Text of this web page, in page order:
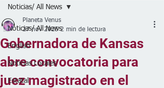
Noticias/ All News
English
Noticias Locales
Estatal
Noticias/ All News
Gobernadora de Kansas
abre convocatoria para
juez magistrado en el
Planeta Venus
27 nov 2025 2 min de lectura